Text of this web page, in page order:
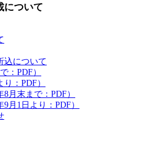
について
込について
：PDF）
：PDF）
月末まで：PDF）
月1日より：PDF）